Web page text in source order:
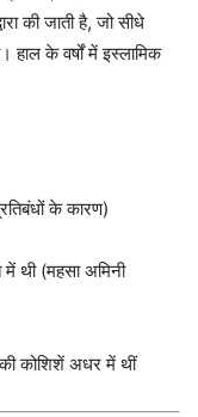
की जाती है, जो सीधे
के वर्षों में इस्लामिक
के कारण)
थी (महसा अमिनी
कोशिशें अधर में थीं